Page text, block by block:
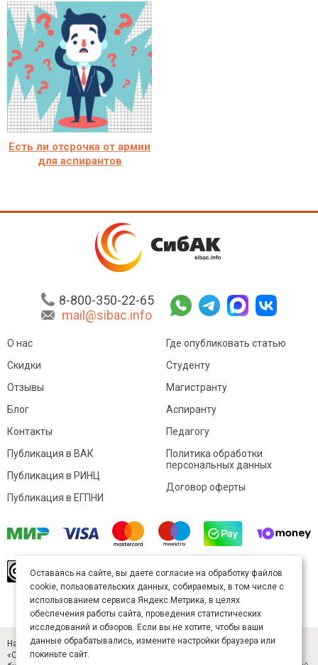
Есть ли отсрочка от армии
для аспирантов
8-800-350-22-65
mail@sibac.info
О нас
Скидки
Отзывы
Блог
Контакты
Где опубликовать статью
Студенту
Магистранту
Аспиранту
Педагогу
Публикация в ВАК
Публикация в РИНЦ
Публикация в ЕГПНИ
Политика обработки
персональных данных
Договор оферты
произведение доступно полицензии Creative
Commons «Attribution» («Атрибуция») 4.0
Непортированная.
Карта сайта
Научный журнал «Студенческий» (ISSN 2541-9412). Издатель — ООО
«СибАК» (ИНН 5402054157). Размещается в Научной электронной
Оставаясь на сайте, вы даете согласие на обработку файлов
cookie, пользовательских данных, собираемых, в том числе с
использованием сервиса Яндекс.Метрика, в целях
обеспечения работы сайта, проведения статистических
исследований и обзоров. Если вы не хотите, чтобы ваши
данные обрабатывались, измените настройки браузера или
покиньте сайт.